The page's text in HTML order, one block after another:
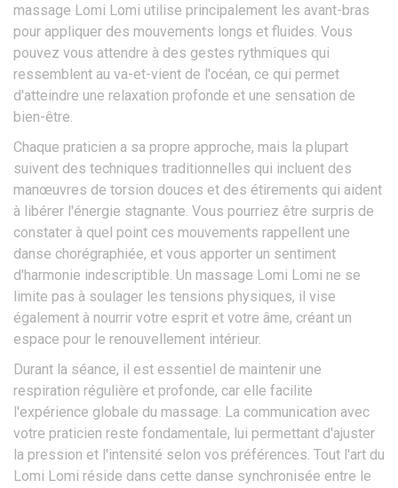
massage Lomi Lomi utilise principalement les avant-bras
pour appliquer des mouvements longs et fluides. Vous
pouvez vous attendre à des gestes rythmiques qui
ressemblent au va-et-vient de l'océan, ce qui permet
d'atteindre une relaxation profonde et une sensation de
bien-être.
Chaque praticien a sa propre approche, mais la plupart
suivent des techniques traditionnelles qui incluent des
manœuvres de torsion douces et des étirements qui aident
à libérer l'énergie stagnante. Vous pourriez être surpris de
constater à quel point ces mouvements rappellent une
danse chorégraphiée, et vous apporter un sentiment
d'harmonie indescriptible. Un massage Lomi Lomi ne se
limite pas à soulager les tensions physiques, il vise
également à nourrir votre esprit et votre âme, créant un
espace pour le renouvellement intérieur.
Durant la séance, il est essentiel de maintenir une
respiration régulière et profonde, car elle facilite
l'expérience globale du massage. La communication avec
votre praticien reste fondamentale, lui permettant d'ajuster
la pression et l'intensité selon vos préférences. Tout l'art du
Lomi Lomi réside dans cette danse synchronisée entre le